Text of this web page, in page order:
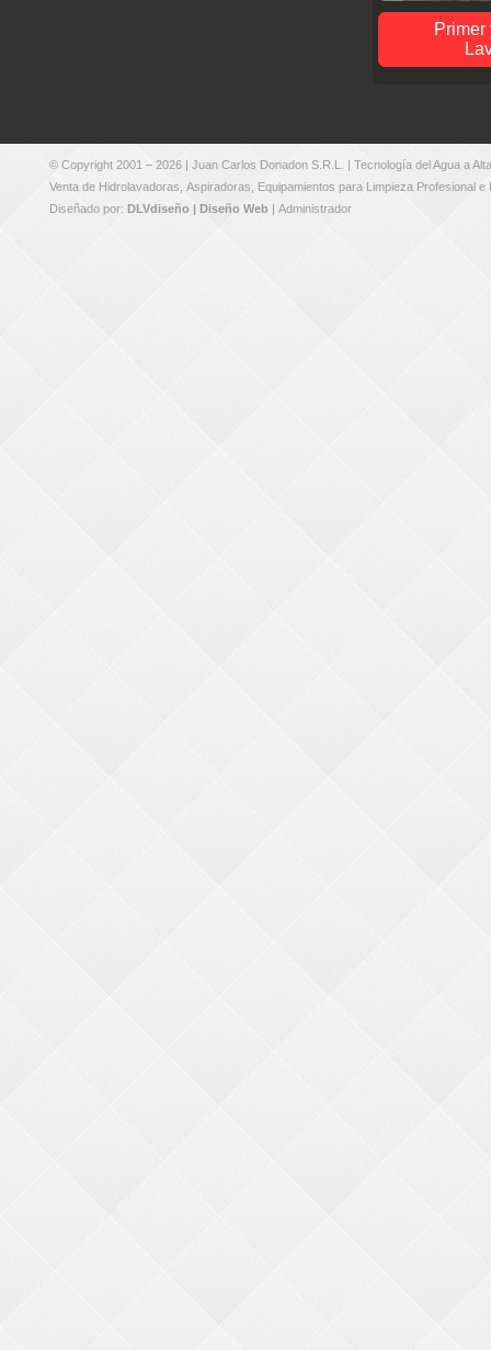
Primer
© Copyright 2001 – 2026 | Juan Carlos Donadon S.R.L.
| Tecnología del Agua a
Venta de Hidrolavadoras Aspiradoras
Equipamientos para Limpieza Profesional e
Diseñado por: DLVdiseño | Diseño Web | Administrador